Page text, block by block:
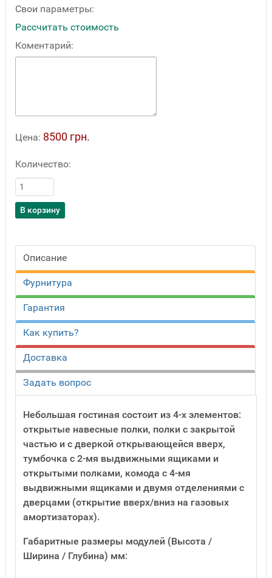
Свои параметры:
Рассчитать стоимость
Коментарий:
Цена: 8500 грн.
Количество:
Описание
Фурнитура
Гарантия
Как купить?
Доставка
Задать вопрос
Небольшая гостиная состоит из 4-х элементов:
открытые навесные полки, полки с закрытой
частью и с дверкой открывающейся вверх,
тумбочка с 2-мя выдвижными ящиками и
открытыми полками, комода с 4-мя
выдвижными ящиками и двумя отделениями с
дверцами (открытие вверх/вниз на газовых
амортизаторах).
Габаритные размеры модулей (Высота /
Ширина / Глубина) мм: